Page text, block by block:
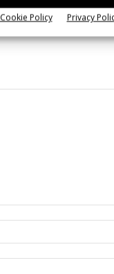
Cookie Policy Privacy